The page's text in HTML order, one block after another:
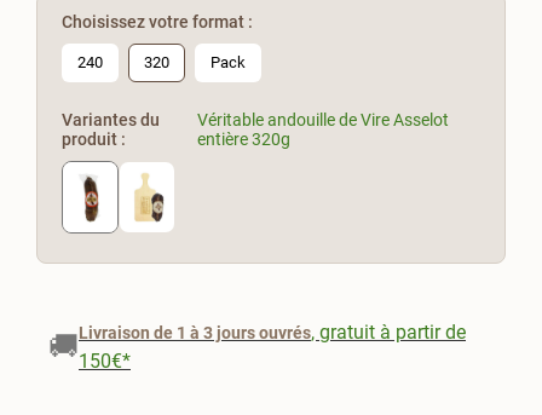
Choisissez votre format :
240 320 Pack
Variantes du
produit :
Véritable andouille de Vire Asselot
entière 320g
🚚Livraison de 1 à 3 jours ouvrés, gratuit à partir de
150€*